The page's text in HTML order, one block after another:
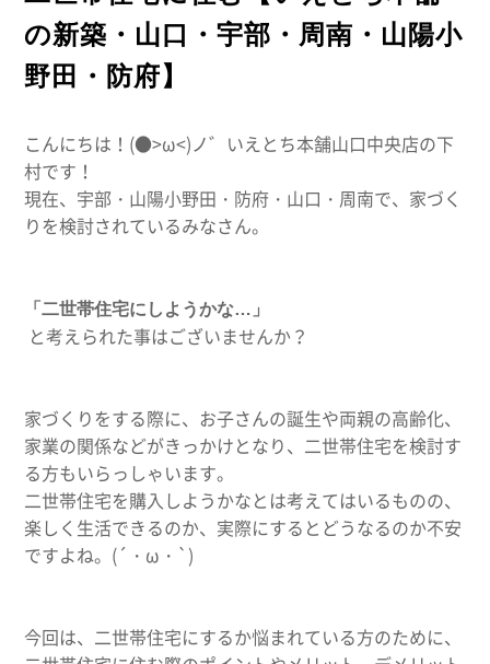
の新築・山口・宇部・周南・山陽小
野田・防府】
こんにちは！(●>ω<)ノ゛いえとち本舗山口中央店の下
村です！
現在、宇部・山陽小野田・防府・山口・周南で、家づく
りを検討されているみなさん。
「二世帯住宅にしようかな…」
と考えられた事はございませんか？
家づくりをする際に、お子さんの誕生や両親の高齢化、
家業の関係などがきっかけとなり、二世帯住宅を検討す
る方もいらっしゃいます。
二世帯住宅を購入しようかなとは考えてはいるものの、
楽しく生活できるのか、実際にするとどうなるのか不安
ですよね。(´・ω・`)
今回は、二世帯住宅にするか悩まれている方のために、